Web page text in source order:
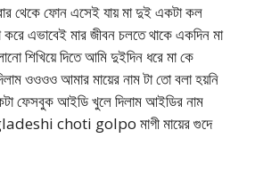
থেকে ফোন এসেই যায় মা দুই একটা কল
এভাবেই মার জীবন চলতে থাকে একদিন মা
শিখিয়ে দিতে আমি দুইদিন ধরে মা কে
ওওওও আমার মায়ের নাম টা তো বলা হয়নি
ফেসবুক আইডি খুলে দিলাম আইডির নাম
choti golpo মাগী মায়ের গুদে